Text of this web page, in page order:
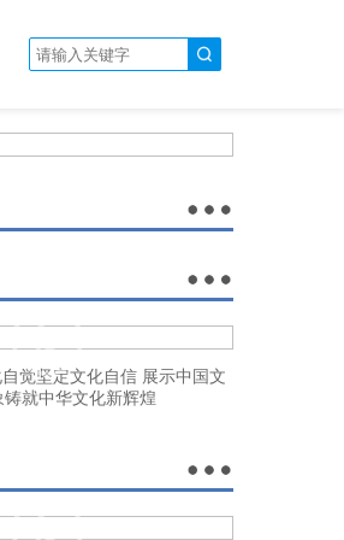
觉坚定文化自信 展示中国文
铸就中华文化新辉煌